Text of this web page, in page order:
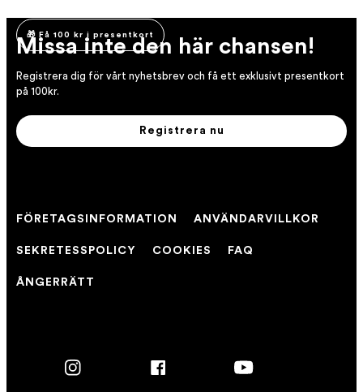
🎁 Få 100 kr i presentkort
Missa inte den här chansen!
Registrera dig för vårt nyhetsbrev och få ett exklusivt presentkort
på 100kr.
Registrera nu
FÖRETAGSINFORMATION ANVÄNDARVILLKOR
SEKRETESSPOLICY COOKIES FAQ
ÅNGERRÄTT